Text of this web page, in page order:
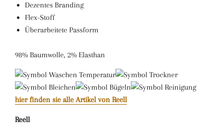
Dezentes Branding
Flex-Stoff
Überarbeitete Passform
98% Baumwolle, 2% Elasthan
hier finden sie alle Artikel von Reell
Reell